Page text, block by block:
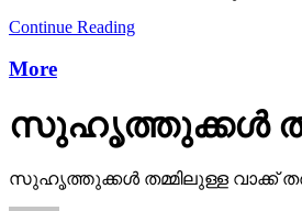
Continue Reading
More
സുഹൃത്തുക്കള്‍
സുഹൃത്തുക്കള്‍ തമ്മിലുള്ള വാക്ക്